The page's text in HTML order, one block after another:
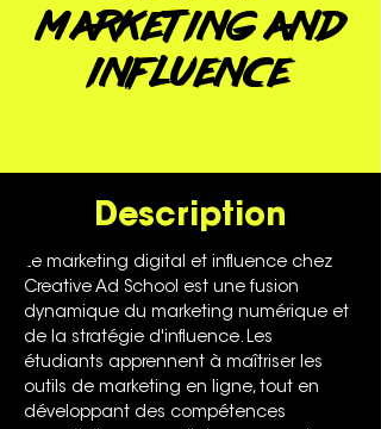
Marketing and
Influence
Description
Le marketing digital et influence chez
Creative Ad School est une fusion
dynamique du marketing numérique et
de la stratégie d'influence. Les
étudiants apprennent à maîtriser les
outils de marketing en ligne, tout en
développant des compétences